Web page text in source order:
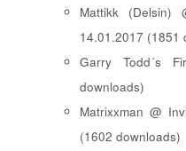
Mattikk (Delsin)
14.01.2017 (1851
Garry Todd´s
downloads)
Matrixxman @
(1602 downloads)